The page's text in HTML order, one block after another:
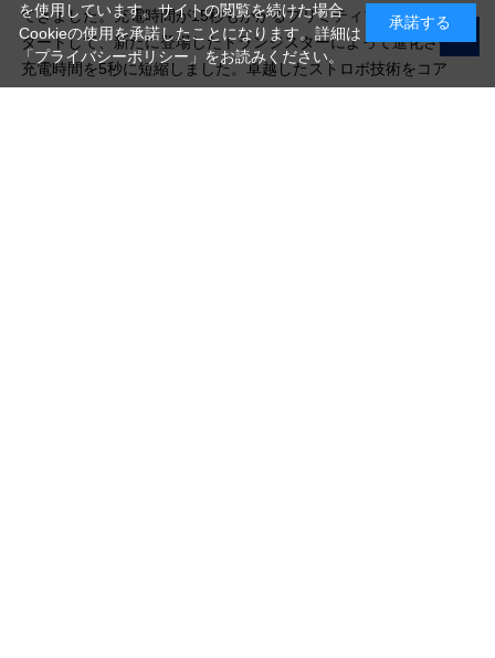
てきました。充電時間が15秒もかかるプリミティブな回路からス
タートして、新たに登場したトランジスターによって進化させ、
充電時間を5秒に短縮しました。卓越したストロボ技術をコア
を使用しています。サイトの閲覧を続けた場合
Cookieの使用を承諾したことになります。詳細は
「プライバシーポリシー」 をお読みください。
承諾する